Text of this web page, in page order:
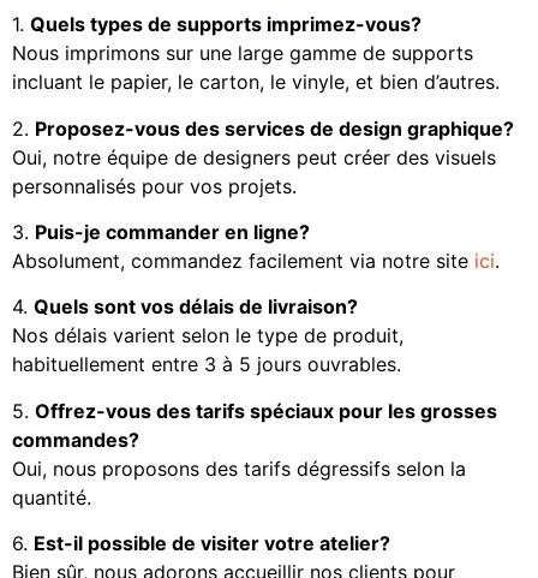
1. Quels types de supports imprimez-vous?
Nous imprimons sur une large gamme de supports
incluant le papier, le carton, le vinyle, et bien d’autres.
2. Proposez-vous des services de design graphique?
Oui, notre équipe de designers peut créer des visuels
personnalisés pour vos projets.
3. Puis-je commander en ligne?
Absolument, commandez facilement via notre site ici.
4. Quels sont vos délais de livraison?
Nos délais varient selon le type de produit,
habituellement entre 3 à 5 jours ouvrables.
5. Offrez-vous des tarifs spéciaux pour les grosses
commandes?
Oui, nous proposons des tarifs dégressifs selon la
quantité.
6. Est-il possible de visiter votre atelier?
Bien sûr, nous adorons accueillir nos clients pour